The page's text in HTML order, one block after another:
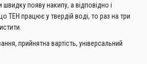
швидку появу накипу, а відповідно і
ТЕН працює у твердій воді, то раз на три
прийнятна вартість, універсальний